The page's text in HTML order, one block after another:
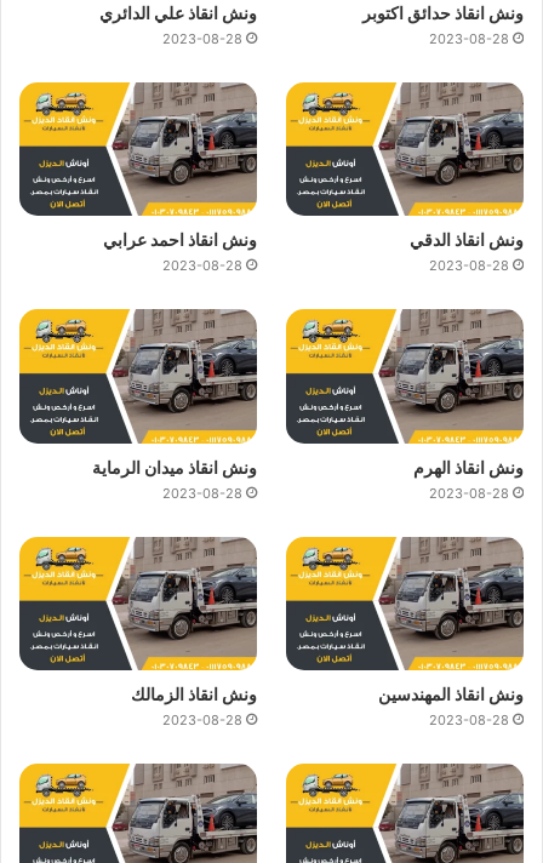
ونش انقاذ حدائق اكتوبر
2023-08-28
ونش انقاذ علي الدائري
2023-08-28
ونش انقاذ الدقي
2023-08-28
ونش انقاذ احمد عرابي
2023-08-28
ونش انقاذ الهرم
2023-08-28
ونش انقاذ ميدان الرماية
2023-08-28
ونش انقاذ المهندسين
2023-08-28
ونش انقاذ الزمالك
2023-08-28